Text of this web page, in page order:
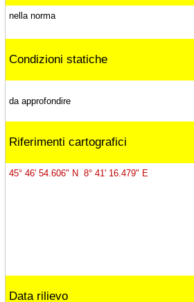
nella norma
Condizioni statiche
da approfondire
Riferimenti cartografici
45° 46' 54.606" N 8° 41' 16.479" E
Data rilievo
Cedro dell'Atlante di
Tiglio plathyphyllos,
Cedro di Villa